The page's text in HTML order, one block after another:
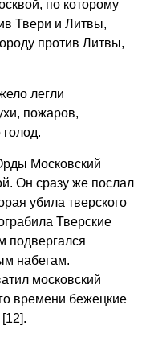
по которому
Твери и Литвы,
против Литвы,
легли
пожаров,
Московский
Он сразу же послал
убила тверского
Тверские
подвергался
набегам.
московский
времени бежецкие